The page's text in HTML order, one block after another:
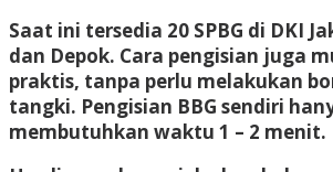
Saat ini tersedia 20 SPBG di DKI
dan Depok. Cara pengisian juga
praktis, tanpa perlu melakukan
tangki. Pengisian BBG sendiri
membutuhkan waktu 1 – 2 menit.